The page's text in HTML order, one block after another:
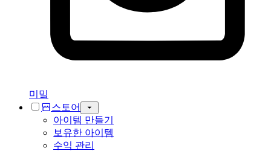
미밐
스토어
아이템 만들기
보유한 아이템
수익 관리